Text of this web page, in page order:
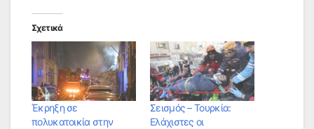
Σχετικά
Έκρηξη σε
πολυκατοικία στην
Σεισμός – Τουρκία:
Ελάχιστες οι